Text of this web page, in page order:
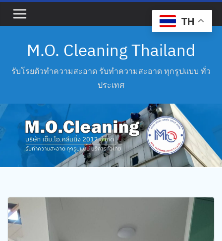
M.O. Cleaning Thailand
รับโรยตัวทำความสะอาด รับทำความสะอาด ทุกรูปแบบ ทั่ว
ประเทศ
TH